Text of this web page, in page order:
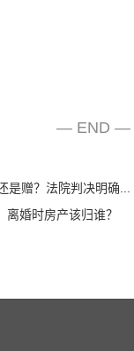
— END —
赠？法院判决明确...
婚时房产该归谁？